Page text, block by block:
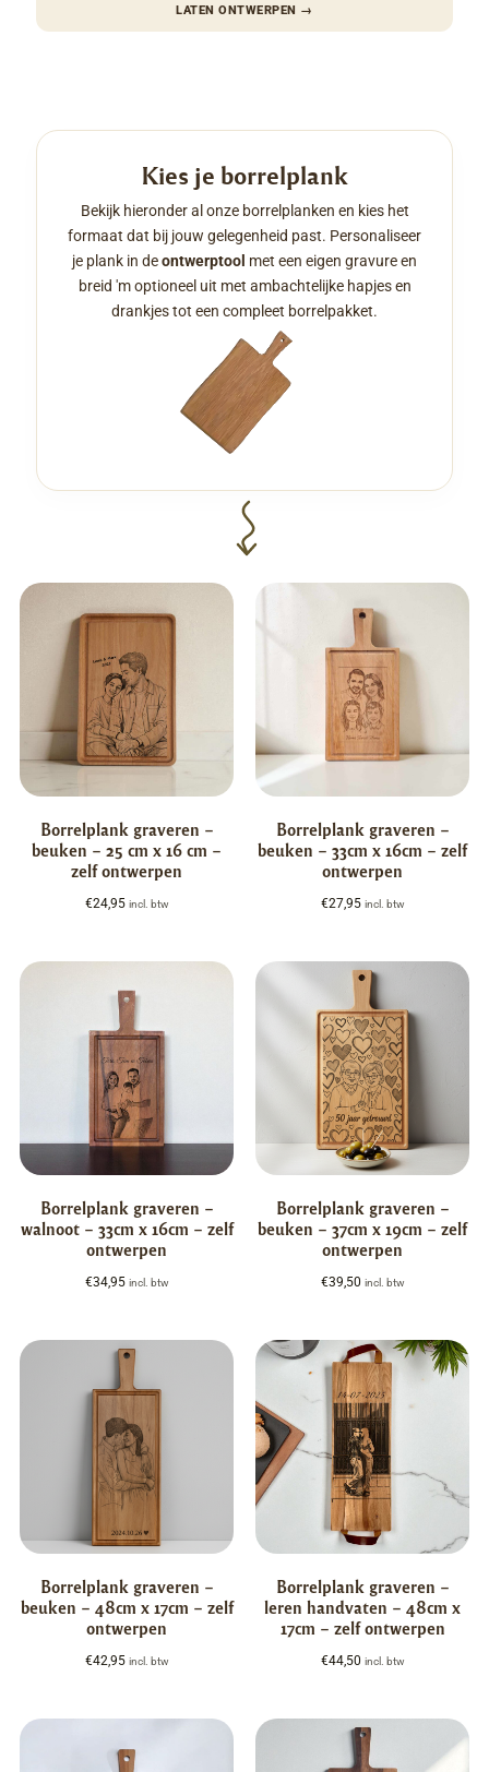
LATEN ONTWERPEN →
Kies je borrelplank
Bekijk hieronder al onze borrelplanken en kies het
formaat dat bij jouw gelegenheid past. Personaliseer
je plank in deontwerptool met een eigen gravure en
breid 'm optioneel uit met ambachtelijke hapjes en
drankjes tot een compleet borrelpakket.
Borrelplank graveren –
beuken – 25 cm x 16 cm –
zelf ontwerpen
€24,95 incl. btw
Borrelplank graveren –
beuken – 33cm x 16cm – zelf
ontwerpen
€27,95 incl. btw
Borrelplank graveren –
walnoot – 33cm x 16cm – zelf
ontwerpen
€34,95 incl. btw
Borrelplank graveren –
beuken – 37cm x 19cm – zelf
ontwerpen
€39,50 incl. btw
Borrelplank graveren –
beuken – 48cm x 17cm – zelf
ontwerpen
€42,95 incl. btw
Borrelplank graveren –
leren handvaten – 48cm x
17cm – zelf ontwerpen
€44,50 incl. btw